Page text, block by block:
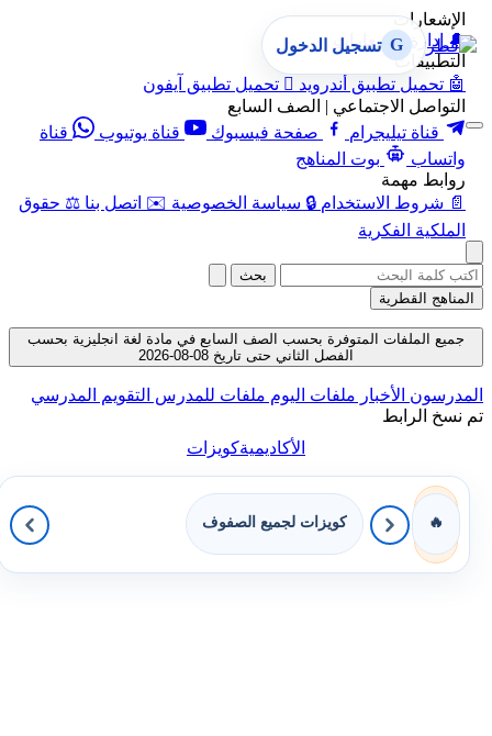
الإشعارات
🔔 إدارة الإشعارات
التطبيقات
🤖 تحميل تطبيق أندرويد  تحميل تطبيق آيفون
التواصل الاجتماعي | الصف السابع
قناة تيليجرام
صفحة فيسبوك قناة يوتيوب
قناة
واتساب
بوت المناهج
روابط مهمة
📄 شروط الاستخدام 🔒 سياسة الخصوصية ✉️ اتصل بنا ⚖️ حقوق
الملكية الفكرية
G تسجيل الدخول
بحث
المناهج القطرية
جميع الملفات المتوفرة بحسب الصف السابع في مادة لغة انجليزية بحسب
الفصل الثاني حتى تاريخ 08-08-2026
المدرسون الأخبار ملفات اليوم ملفات للمدرس التقويم المدرسي
تم نسخ الرابط
الأكاديميةكويزات
🔥 كويزات لجميع الصفوف